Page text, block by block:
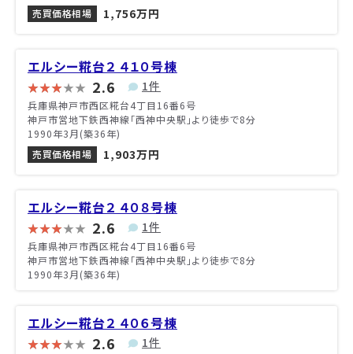
売買価格相場
1,756万円
エルシー糀台２ ４１０号棟
2.6 1件
兵庫県神戸市西区糀台4丁目16番6号
神戸市営地下鉄西神線「西神中央駅」より徒歩で8分
1990年3月(築36年)
売買価格相場
1,903万円
エルシー糀台２ ４０８号棟
2.6 1件
兵庫県神戸市西区糀台4丁目16番6号
神戸市営地下鉄西神線「西神中央駅」より徒歩で8分
1990年3月(築36年)
エルシー糀台２ ４０６号棟
2.6 1件